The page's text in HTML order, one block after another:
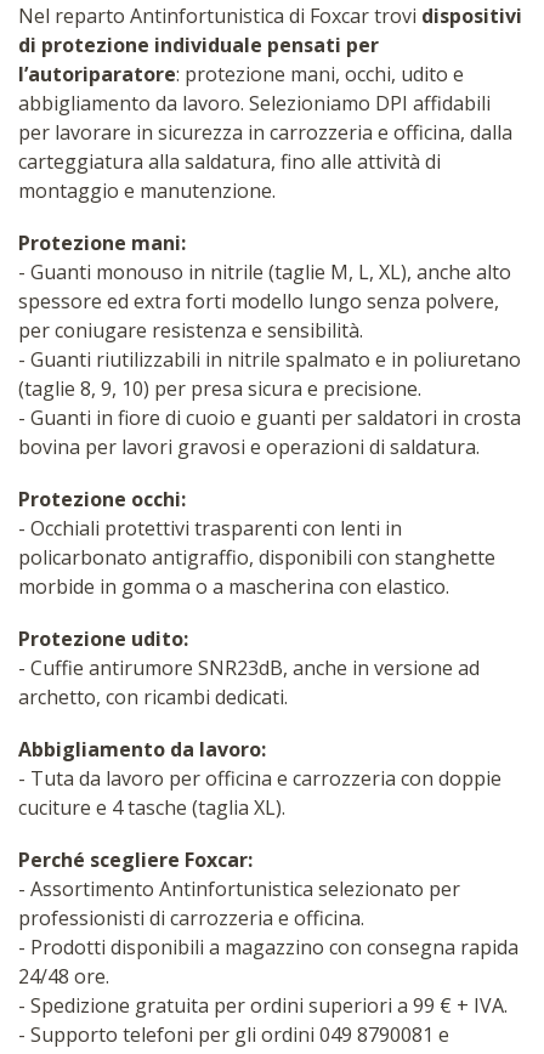
Nel reparto Antinfortunistica di Foxcar trovi dispositivi
di protezione individuale pensati per
l’autoriparatore: protezione mani, occhi, udito e
abbigliamento da lavoro. Selezioniamo DPI affidabili
per lavorare in sicurezza in carrozzeria e officina, dalla
carteggiatura alla saldatura, fino alle attività di
montaggio e manutenzione.
Protezione mani:
- Guanti monouso in nitrile (taglie M, L, XL), anche alto
spessore ed extra forti modello lungo senza polvere,
per coniugare resistenza e sensibilità.
- Guanti riutilizzabili in nitrile spalmato e in poliuretano
(taglie 8, 9, 10) per presa sicura e precisione.
- Guanti in fiore di cuoio e guanti per saldatori in crosta
bovina per lavori gravosi e operazioni di saldatura.
Protezione occhi:
- Occhiali protettivi trasparenti con lenti in
policarbonato antigraffio, disponibili con stanghette
morbide in gomma o a mascherina con elastico.
Protezione udito:
- Cuffie antirumore SNR23dB, anche in versione ad
archetto, con ricambi dedicati.
Abbigliamento da lavoro:
- Tuta da lavoro per officina e carrozzeria con doppie
cuciture e 4 tasche (taglia XL).
Perché scegliere Foxcar:
- Assortimento Antinfortunistica selezionato per
professionisti di carrozzeria e officina.
- Prodotti disponibili a magazzino con consegna rapida
24/48 ore.
- Spedizione gratuita per ordini superiori a 99 € + IVA.
- Supporto telefoni per gli ordini 049 8790081 e